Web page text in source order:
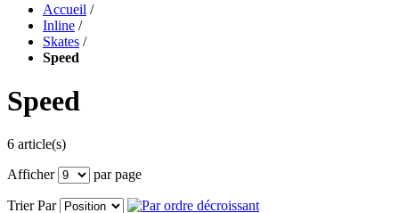
Accueil /
Inline /
Skates /
Speed
Speed
6 article(s)
Afficher
par page
Trier Par